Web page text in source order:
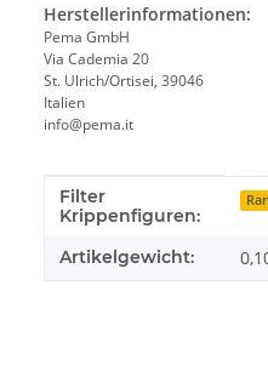
Herstellerinformationen:
Pema GmbH
Via Cademia 20
St. Ulrich/Ortisei, 39046
Italien
info@pema.it
Produkteigenschaft
Wert
Filter
Krippenfiguren:
Artikelgewicht: